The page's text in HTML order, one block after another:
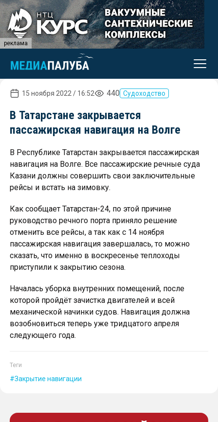
реклама
15 ноября 2022 / 16:52 440 Судоходство
В Татарстане закрывается
пассажирская навигация на Волге
В Республике Татарстан закрывается пассажирская
навигация на Волге. Все пассажирские речные суда
Казани должны совершить свои заключительные
рейсы и встать на зимовку.
Как сообщает Татарстан-24, по этой причине
руководство речного порта приняло решение
отменить все рейсы, а так как с 14 ноября
пассажирская навигация завершалась, то можно
сказать, что именно в воскресенье теплоходы
приступили к закрытию сезона.
Началась уборка внутренних помещений, после
которой пройдёт зачистка двигателей и всей
механической начинки судов. Навигация должна
возобновиться теперь уже тридцатого апреля
следующего года.
Теги
Закрытие навигации